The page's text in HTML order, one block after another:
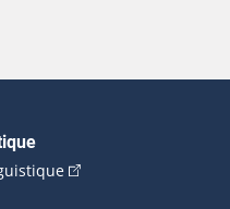
(Cet hyperlien